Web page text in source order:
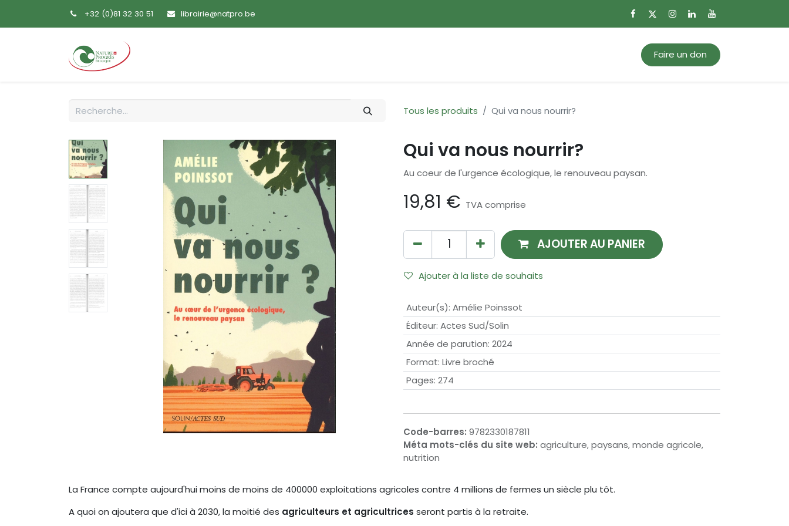
+32 (0)81 32 30 51 librairie@natpro.be
Faire un don
Tous les produits Qui va nous nourrir?
Qui va nous nourrir?
Au coeur de l'urgence écologique, le renouveau paysan.
19,81 € TVA comprise
AJOUTER AU PANIER
Ajouter à la liste de souhaits
Auteur(s): Amélie Poinssot
Éditeur: Actes Sud/Solin
Année de parution: 2024
Format: Livre broché
Pages: 274
Code-barres: 9782330187811
Méta mots-clés du site web: agriculture, paysans, monde agricole,
nutrition
La France compte aujourd'hui moins de moins de 400000 exploitations agricoles contre 4 millions de fermes un siècle plu tôt.
A quoi on ajoutera que d'ici à 2030, la moitié des agriculteurs et agricultrices seront partis à la retraite.